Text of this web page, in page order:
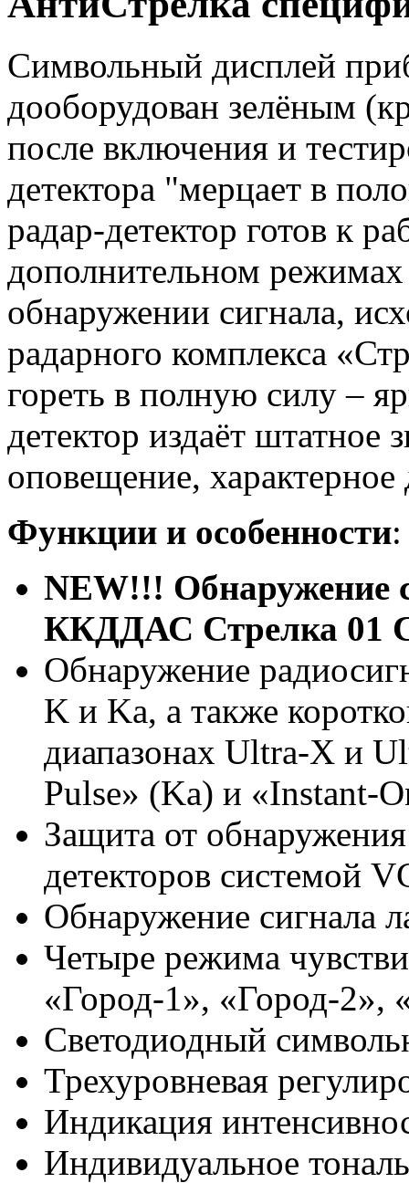
Символьный дисплей
дооборудован зелёным
после включения и
детектора "мерцает в
радар-детектор готов к
дополнительном
обнаружении сигнала,
радарного комплекса
гореть в полную силу –
детектор издаёт штатное
оповещение,
Функции и особенности:
NEW!!! Обнаружение
ККДДАС Стрелка 01
Обнаружение
K и Ka, а также
диапазонах Ultra-X и
Pulse» (Ka) и «Instant-
Защита от
детекторов системой
Обнаружение сигнала
Четыре режима
«Город-1», «Город-2»,
Светодиодный
Трехуровневая
Индикация
Индивидуальное